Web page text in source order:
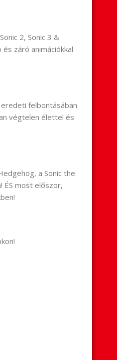
2, Sonic 3 &
záró animációkkal
eredeti felbontásában
végtelen élettel és
a Sonic the
ÉS most először,